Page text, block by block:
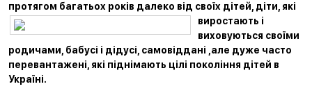
протягом багатьох років далеко від своїх дітей, діти, які
виростають і
виховуються своїми
родичами, бабусі і дідусі, самовіддані ,але дуже часто
перевантажені, які піднімають цілі покоління дітей в
Україні.